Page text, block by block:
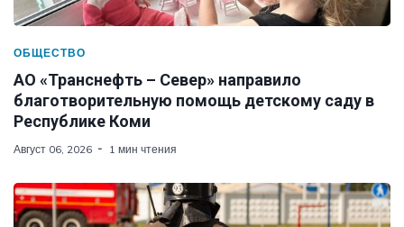
ОБЩЕСТВО
АО «Транснефть – Север» направило
благотворительную помощь детскому саду в
Республике Коми
Август 06, 2026 1 мин чтения